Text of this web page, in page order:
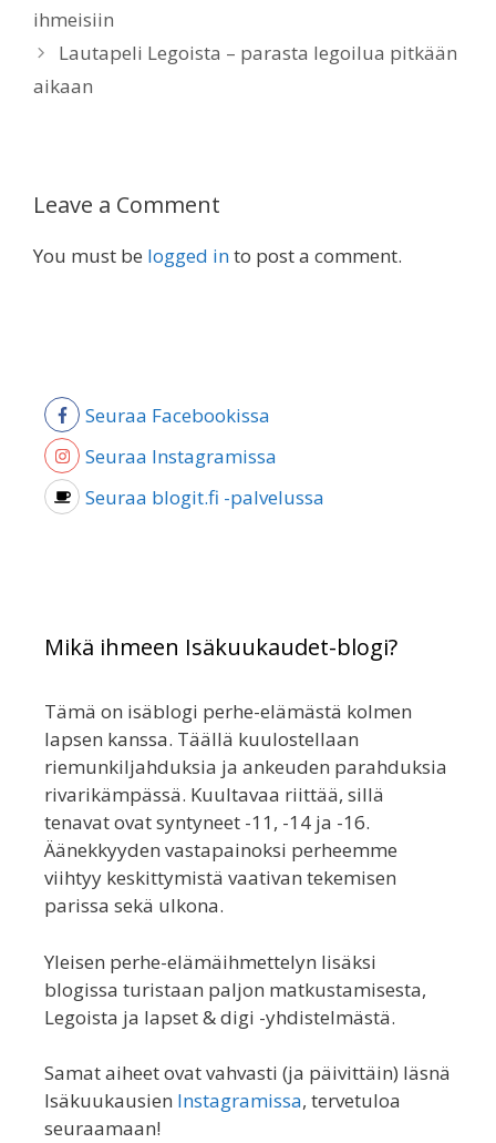
ihmeisiin
Lautapeli Legoista – parasta legoilua pitkään
aikaan
Leave a Comment
You must be logged into post a comment.
Seuraa Facebookissa
Seuraa Instagramissa
Seuraa blogit.fi -palvelussa
Mikä ihmeen Isäkuukaudet-blogi?
Tämä on isäblogi perhe-elämästä kolmen
lapsen kanssa. Täällä kuulostellaan
riemunkiljahduksia ja ankeuden parahduksia
rivarikämpässä. Kuultavaa riittää, sillä
tenavat ovat syntyneet -11, -14 ja -16.
Äänekkyyden vastapainoksi perheemme
viihtyy keskittymistä vaativan tekemisen
parissa sekä ulkona.
Yleisen perhe-elämäihmettelyn lisäksi
blogissa turistaan paljon matkustamisesta,
Legoista ja lapset & digi -yhdistelmästä.
Samat aiheet ovat vahvasti (ja päivittäin) läsnä
Isäkuukausien Instagramissa, tervetuloa
seuraamaan!